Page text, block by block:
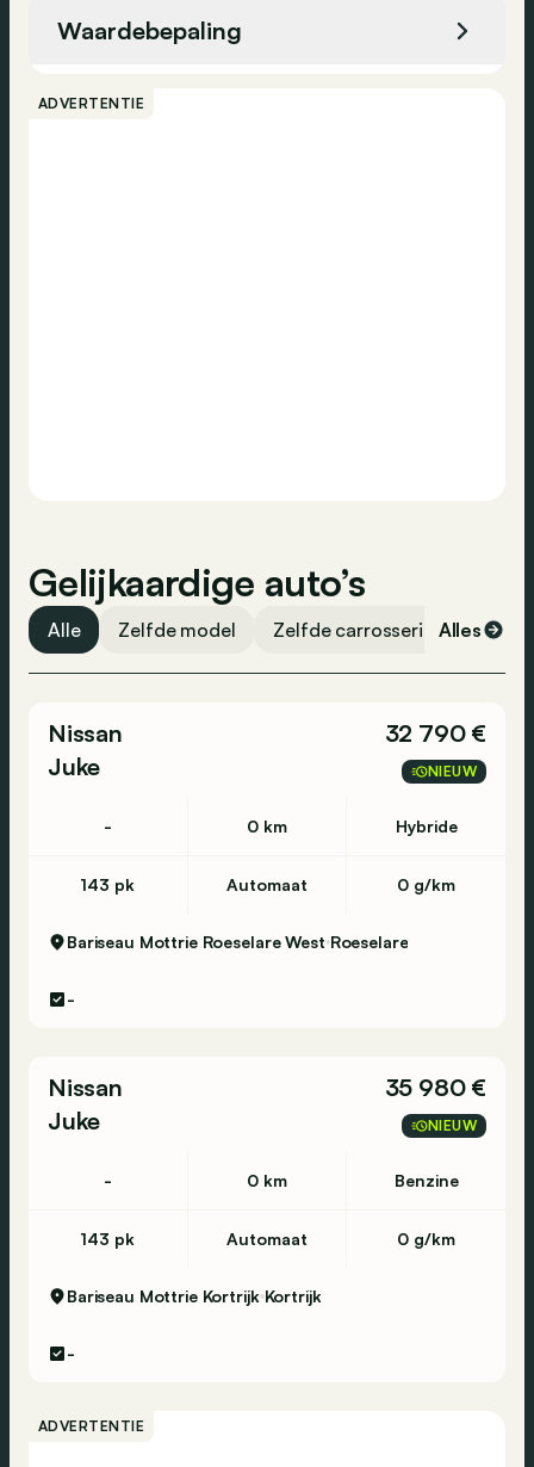
Waardebepaling
ADVERTENTIE
Gelijkaardige auto’s
Alle Zelfde model Zelfde carrosserievorm
Alles
Nissan
Juke
32 790 €
NIEUW
- 0 km Hybride
143 pk Automaat 0 g/km
Bariseau Mottrie Roeselare West Roeselare
-
Nissan
Juke
35 980 €
NIEUW
- 0 km Benzine
143 pk Automaat 0 g/km
Bariseau Mottrie Kortrijk Kortrijk
-
ADVERTENTIE